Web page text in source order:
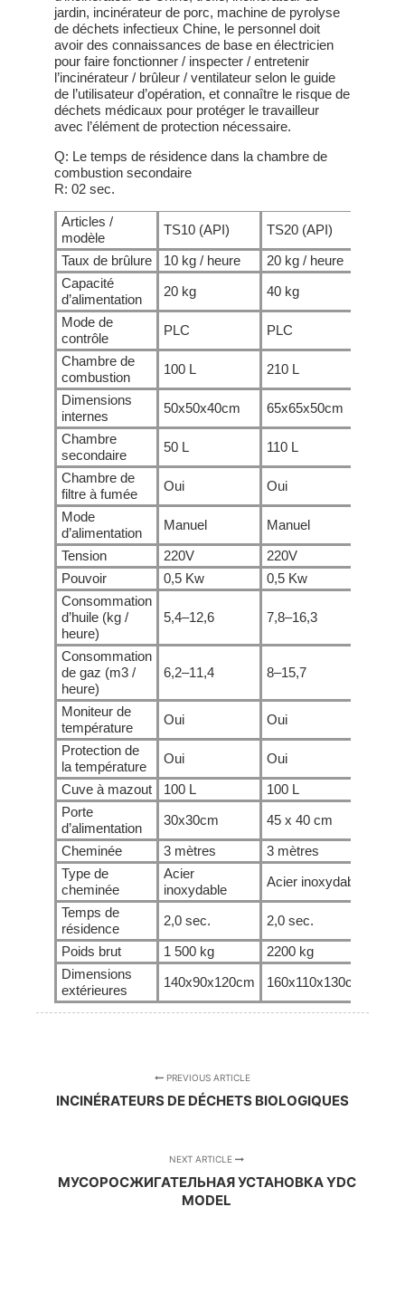
jardin, incinérateur de porc, machine de pyrolyse
de déchets infectieux Chine, le personnel doit
avoir des connaissances de base en électricien
pour faire fonctionner / inspecter / entretenir
l’incinérateur / brûleur / ventilateur selon le guide
de l’utilisateur d’opération, et connaître le risque de
déchets médicaux pour protéger le travailleur
avec l’élément de protection nécessaire.
Q: Le temps de résidence dans la chambre de
combustion secondaire
R: 02 sec.
Articles /
modèle
TS10 (API) TS20 (API)
Taux de brûlure
10 kg / heure 20 kg / heure
Capacité
d’alimentation
20 kg 40 kg
Mode de
contrôle
PLC PLC
Chambre de
combustion
100 L 210 L
Dimensions
internes
50x50x40cm 65x65x50cm
Chambre
secondaire
50 L 110 L
Chambre de
filtre à fumée
Oui Oui
Mode
d’alimentation
Manuel Manuel
Tension
220V 220V
Pouvoir
0,5 Kw 0,5 Kw
Consommation
d’huile (kg /
heure)
5,4–12,6 7,8–16,3
Consommation
de gaz (m3 /
heure)
6,2–11,4 8–15,7
Moniteur de
température
Oui Oui
Protection de
la température
Oui Oui
Cuve à mazout
100 L 100 L
Porte
d’alimentation
30x30cm 45 x 40 cm
Cheminée
3 mètres 3 mètres
Type de
cheminée
Acier
inoxydable
Acier inoxydable
Temps de
résidence
2,0 sec. 2,0 sec.
Poids brut
1 500 kg 2200 kg
Dimensions
extérieures
140x90x120cm 160x110x130cm
PREVIOUS ARTICLE
INCINÉRATEURS DE DÉCHETS BIOLOGIQUES
NEXT ARTICLE
МУСОРОСЖИГАТЕЛЬНАЯ УСТАНОВКА YDC
MODEL